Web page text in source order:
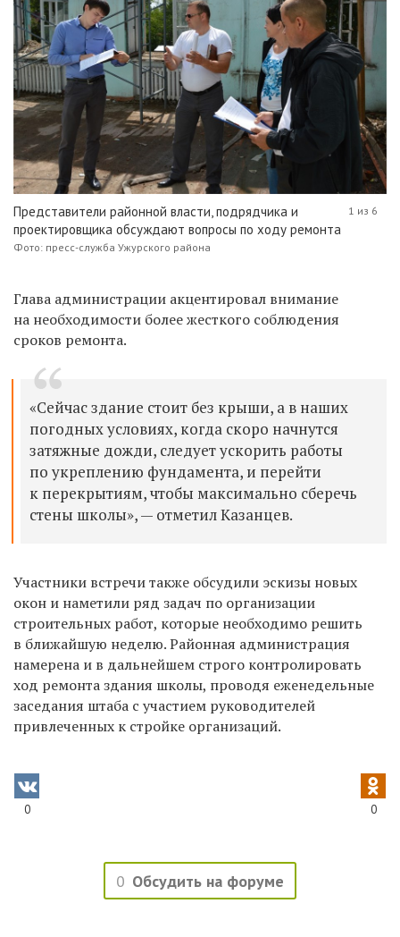
Представители районной власти, подрядчика и
проектировщика обсуждают вопросы по ходу ремонта
Фото: пресс-служба Ужурского района
1 из 6
Глава администрации акцентировал внимание
на необходимости более жесткого соблюдения
сроков ремонта.
«Сейчас здание стоит без крыши, а в наших
погодных условиях, когда скоро начнутся
затяжные дожди, следует ускорить работы
по укреплению фундамента, и перейти
к перекрытиям, чтобы максимально сберечь
стены школы», — отметил Казанцев.
Участники встречи также обсудили эскизы новых
окон и наметили ряд задач по организации
строительных работ, которые необходимо решить
в ближайшую неделю. Районная администрация
намерена и в дальнейшем строго контролировать
ход ремонта здания школы, проводя еженедельные
заседания штаба с участием руководителей
привлеченных к стройке организаций.
0 0
0 Обсудить на форуме